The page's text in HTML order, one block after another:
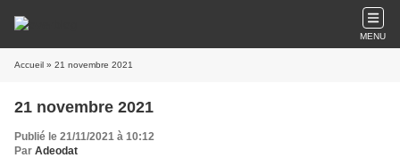
MENU
Accueil » 21 novembre 2021
21 novembre 2021
Publié le 21/11/2021 à 10:12
Par Adeodat